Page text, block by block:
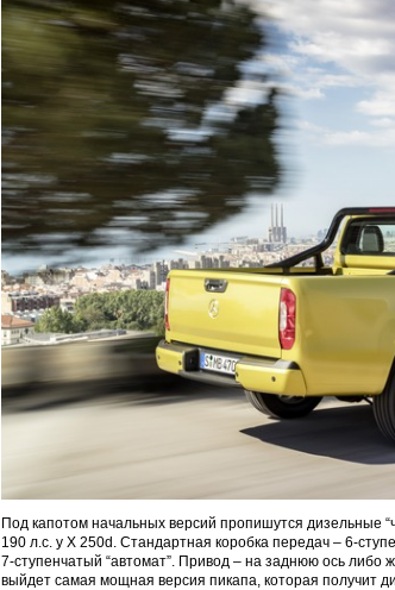
Под капотом начальных версий пропишутся дизельные
190 л.с. у X 250d. Стандартная коробка передач – 6-
7-ступенчатый “автомат”. Привод – на заднюю ось
выйдет самая мощная версия пикапа, которая получит